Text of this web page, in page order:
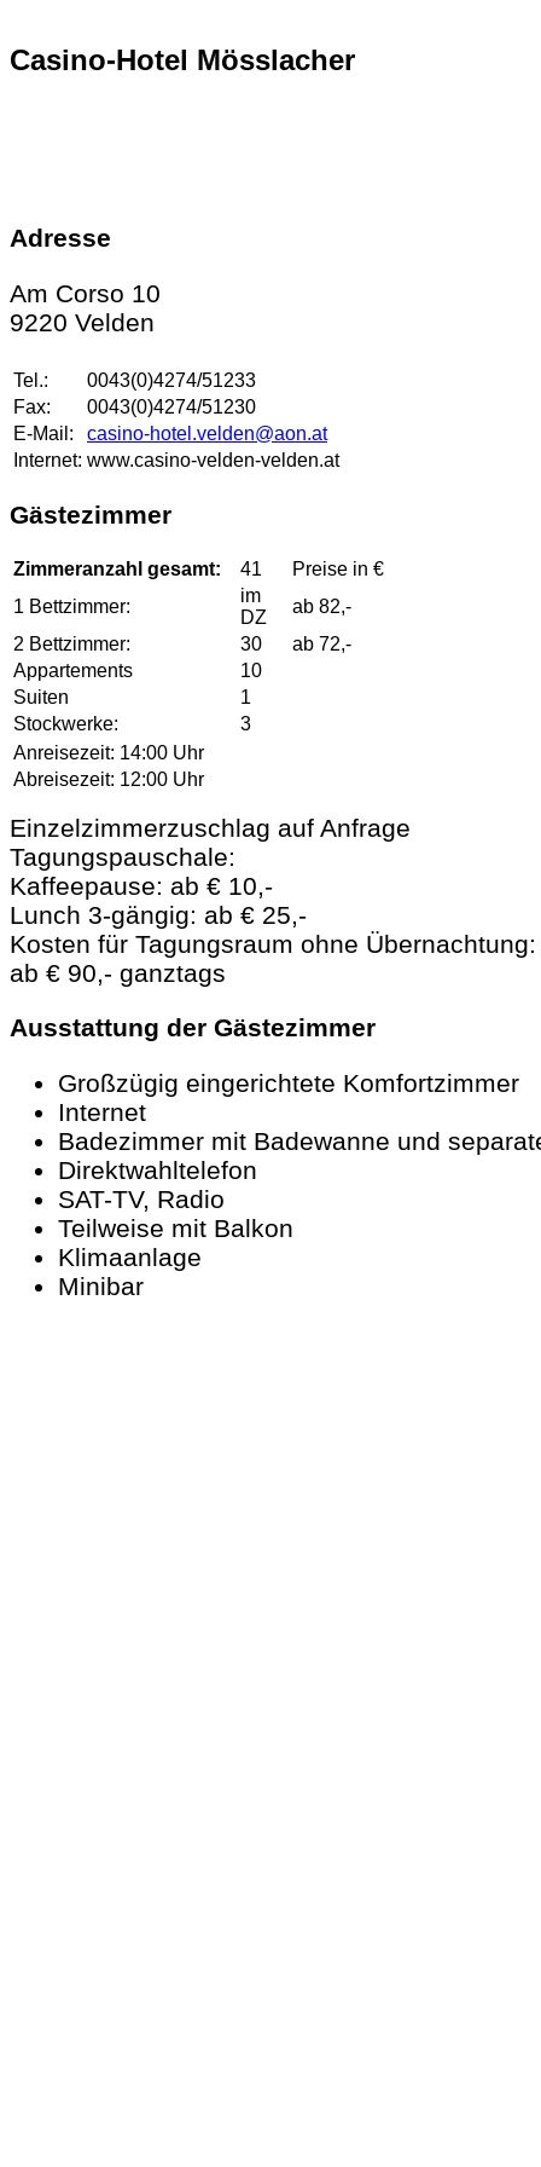
Casino-Hotel Mösslacher
Adresse
Am Corso 10
9220 Velden
Tel.:
0043(0)4274/51233
Fax:
0043(0)4274/51230
E-Mail:
casino-hotel.velden@aon.at
Internet: www.casino-velden-velden.at
Gästezimmer
Zimmeranzahl gesamt: 41
Preise in €
1 Bettzimmer:
im
DZ
ab 82,-
2 Bettzimmer:
30
ab 72,-
Appartements
10
Suiten
1
Stockwerke:
3
Anreisezeit: 14:00 Uhr
Abreisezeit: 12:00 Uhr
Einzelzimmerzuschlag auf Anfrage
Tagungspauschale:
Kaffeepause: ab € 10,-
Lunch 3-gängig: ab € 25,-
Kosten für Tagungsraum ohne Übernachtung:
ab € 90,- ganztags
Ausstattung der Gästezimmer
Großzügig eingerichtete Komfortzimmer
Internet
Badezimmer mit Badewanne und
Direktwahltelefon
SAT-TV, Radio
Teilweise mit Balkon
Klimaanlage
Minibar